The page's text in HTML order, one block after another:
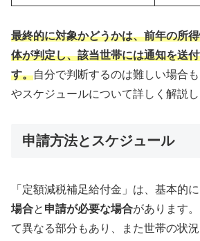
最終的に対象かどうかは、前年の所
体が判定し、該当世帯には通知を送
す。自分で判断するのは難しい場合
やスケジュールについて詳しく解説し
申請方法とスケジュール
「定額減税補足給付金」は、基本的に
場合と 申請が必要な場合があります
て異なる部分もあり、また世帯の状